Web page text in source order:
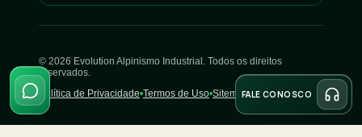
© 2026 Evolution Alpinismo Industrial. Todos os direitos
reservados.
Política de Privacidade•Termos de Uso•SitemapFALE CONOSCO